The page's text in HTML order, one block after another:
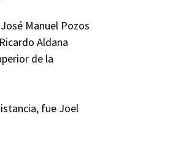
Manuel Pozos
Aldana
de la
fue Joel